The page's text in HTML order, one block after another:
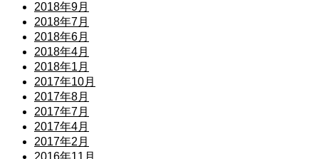
2018年9月
2018年7月
2018年6月
2018年4月
2018年1月
2017年10月
2017年8月
2017年7月
2017年4月
2017年2月